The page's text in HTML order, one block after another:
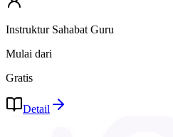
Instruktur Sahabat Guru
Mulai dari
Gratis
Detail